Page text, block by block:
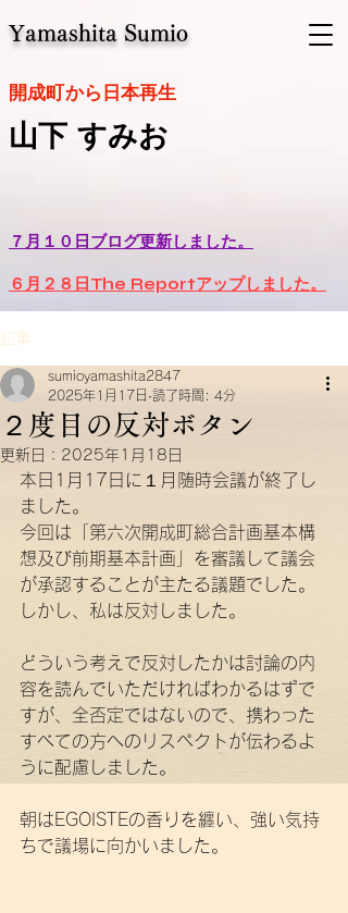
Yamashita Sumio
​開成町から日本再生
山下 すみお
６月２８日The Reportアップしました。
７月１０日ブログ更新しました。
記事
２度目の反対ボタン
sumioyamashita2847
2025年1月17日 読了時間: 4分
更新日： 2025年1月18日
本日1月17日に１月随時会議が終了し
ました。
今回は「第六次開成町総合計画基本構
想及び前期基本計画」を審議して議会
が承認することが主たる議題でした。
しかし、私は反対しました。
どういう考えで反対したかは討論の内
容を読んでいただければわかるはずで
すが、全否定ではないので、携わった
すべての方へのリスペクトが伝わるよ
うに配慮しました。
朝はEGOISTEの香りを纏い、強い気持
ちで議場に向かいました。